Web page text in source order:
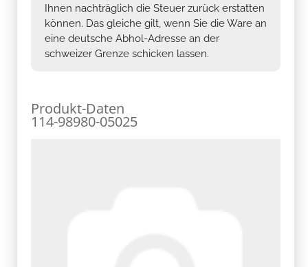
Ihnen nachträglich die Steuer zurück erstatten
können. Das gleiche gilt, wenn Sie die Ware an
eine deutsche Abhol-Adresse an der
schweizer Grenze schicken lassen.
Produkt-Daten
114-98980-05025